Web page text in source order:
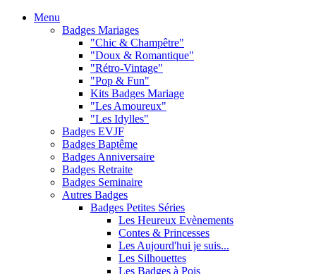
Menu
Badges Mariages
"Chic & Champêtre"
"Doux & Romantique"
"Rétro-Vintage"
"Pop & Fun"
Kits Badges Mariage
"Les Amoureux"
"Les Idylles"
Badges EVJF
Badges Baptême
Badges Anniversaire
Badges Retraite
Badges Seminaire
Autres Badges
Badges Petites Séries
Les Heureux Evènements
Contes & Princesses
Les Aujourd'hui je suis...
Les Silhouettes
Les Badges à Pois